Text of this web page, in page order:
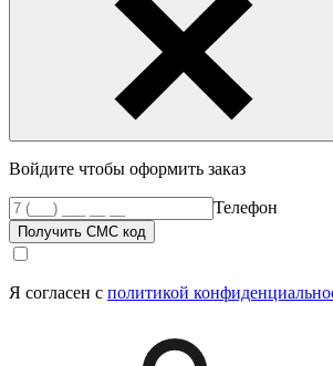
Войдите чтобы оформить заказ
Телефон
Получить СМС код
Я согласен с политикой